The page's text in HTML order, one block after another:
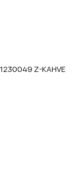
Z-KAHVE